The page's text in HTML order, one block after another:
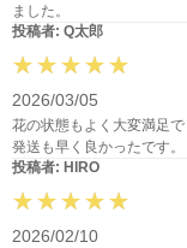
ました。
投稿者: Q太郎
2026/03/05
花の状態もよく大変満足で
発送も早く良かったです。
投稿者: HIRO
2026/02/10